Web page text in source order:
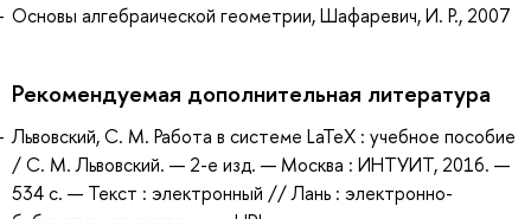
Основы алгебраической геометрии, Шафаревич, И. Р., 2007
Рекомендуемая дополнительная литература
Львовский, С. М. Работа в системе LaTeX : учебное пособие
/ С. М. Львовский. — 2-е изд. — Москва : ИНТУИТ, 2016. —
534 с. — Текст : электронный // Лань : электронно-